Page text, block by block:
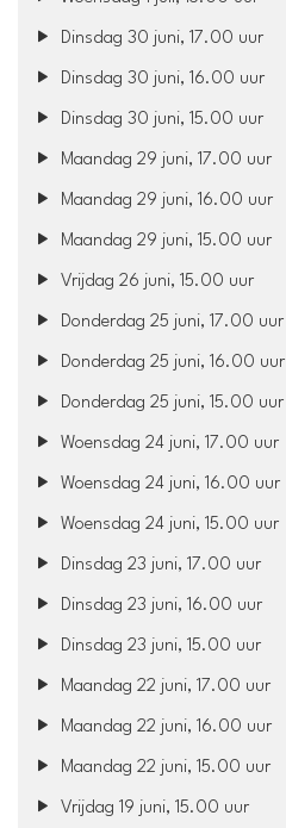
Dinsdag 30 juni, 17.00 uur
Dinsdag 30 juni, 16.00 uur
Dinsdag 30 juni, 15.00 uur
Maandag 29 juni, 17.00 uur
Maandag 29 juni, 16.00 uur
Maandag 29 juni, 15.00 uur
Vrijdag 26 juni, 15.00 uur
Donderdag 25 juni, 17.00 uur
Donderdag 25 juni, 16.00 uur
Donderdag 25 juni, 15.00 uur
Woensdag 24 juni, 17.00 uur
Woensdag 24 juni, 16.00 uur
Woensdag 24 juni, 15.00 uur
Dinsdag 23 juni, 17.00 uur
Dinsdag 23 juni, 16.00 uur
Dinsdag 23 juni, 15.00 uur
Maandag 22 juni, 17.00 uur
Maandag 22 juni, 16.00 uur
Maandag 22 juni, 15.00 uur
Vrijdag 19 juni, 15.00 uur